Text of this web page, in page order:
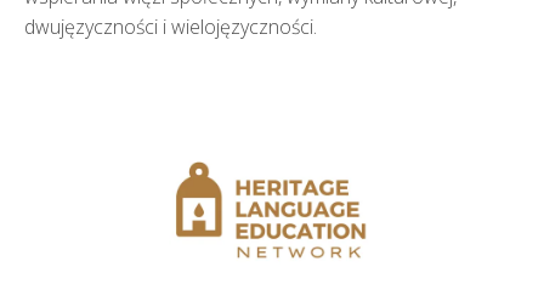
dwujęzyczności i wielojęzyczności.